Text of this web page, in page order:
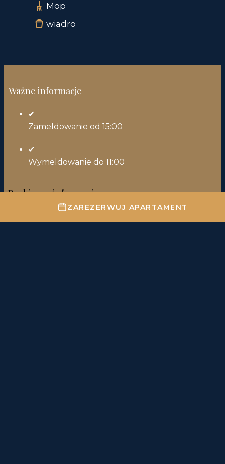
Mop
wiadro
Ważne informacje
✔
Zameldowanie od 15:00
✔
Wymeldowanie do 11:00
Parking - informacje
ZAREZERWUJ APARTAMENT